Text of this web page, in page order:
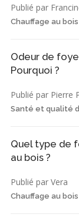
Publié par
Chauffage au
Odeur de
Pourquoi ?
Publié par Pierre
Santé et qualité
Quel type de
au bois ?
Publié par Vera
Chauffage au